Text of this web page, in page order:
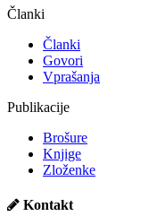
Članki
Članki
Govori
Vprašanja
Publikacije
Brošure
Knjige
Zloženke
Kontakt